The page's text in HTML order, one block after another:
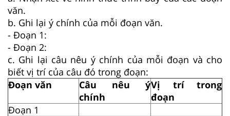
văn.
b. Ghi lại ý chính của mỗi đoạn văn.
- Đoạn 1:
- Đoạn 2:
c. Ghi lại câu nêu ý chính của mỗi đoạn và cho
biết vị trí của câu đó trong đoạn:
Đoạn văn
Câu nêu ý
chính
Vị trí trong
đoạn
Đoạn 1